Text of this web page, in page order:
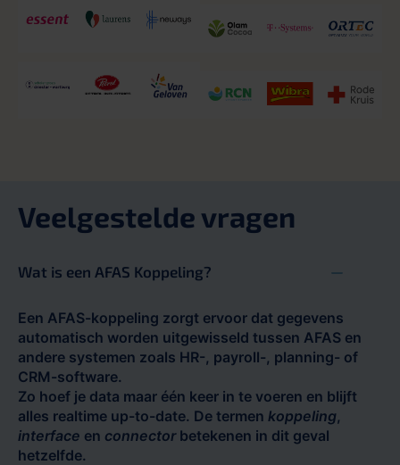
Veelgestelde vragen
Wat is een AFAS Koppeling?
Een AFAS-koppeling zorgt ervoor dat gegevens
automatisch worden uitgewisseld tussen AFAS en
andere systemen zoals HR-, payroll-, planning- of
CRM-software.
Zo hoef je data maar één keer in te voeren en blijft
alles realtime up-to-date. De termen koppeling,
interface en connectorbetekenen in dit geval
hetzelfde.